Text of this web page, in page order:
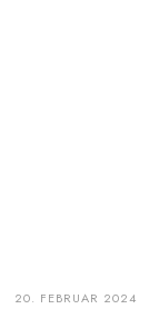
20. FEBRUAR 2024